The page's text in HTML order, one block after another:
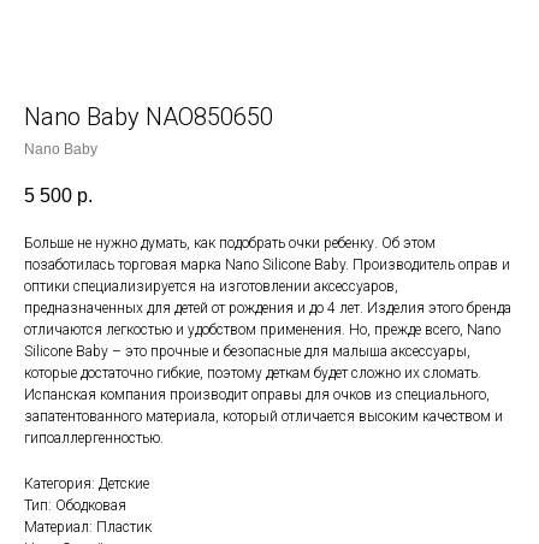
Nano Baby NAO850650
Nano Baby
5 500 р.
Больше не нужно думать, как подобрать очки ребенку. Об этом
позаботилась торговая марка Nano Silicone Baby. Производитель оправ и
оптики специализируется на изготовлении аксессуаров,
предназначенных для детей от рождения и до 4 лет. Изделия этого бренда
отличаются легкостью и удобством применения. Но, прежде всего, Nano
Silicone Baby – это прочные и безопасные для малыша аксессуары,
которые достаточно гибкие, поэтому деткам будет сложно их сломать.
Испанская компания производит оправы для очков из специального,
запатентованного материала, который отличается высоким качеством и
гипоаллергенностью.
Категория: Детские
Тип: Ободковая
Материал: Пластик